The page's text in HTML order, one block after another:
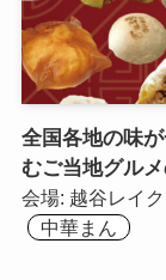
全国各地の味
むご当地グル
会場: 越谷レイ
中華まん